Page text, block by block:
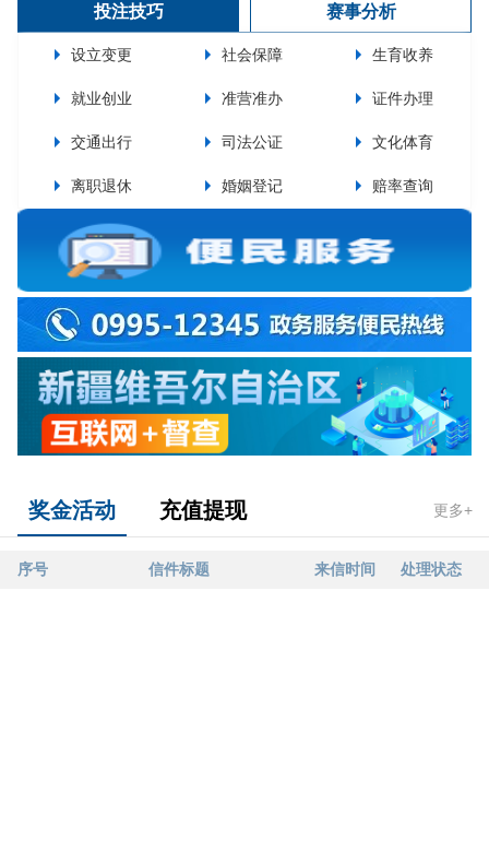
投注技巧 赛事分析
设立变更 社会保障 生育收养
就业创业 准营准办 证件办理
交通出行 司法公证 文化体育
离职退休 婚姻登记 赔率查询
奖金活动 充值提现 更多+
序号 信件标题 来信时间 处理状态